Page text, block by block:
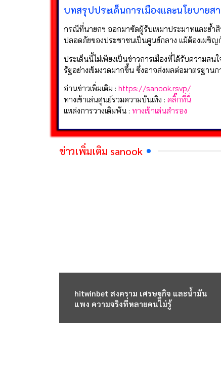
บทสรุปประเด็นการเมืองและนโยบายส
กรณีที่นายกฯ ออกมาซัดผู้รับเหมาประมาทและย้ำ
ปลอดภัยของประชาชนเป็นศูนย์กลาง แม้ต้องเผชิ
ประเด็นนี้ไม่เพียงเป็นข่าวการเมืองที่ได้รับความส
รัฐอย่างเข้มงวดมากขึ้น ซึ่งอาจส่งผลต่อมาตรฐาน
อ่านข่าวเพิ่มเติม : https://sanook.rsvp/
ทางเข้าเล่นศูนย์รวมความบันเทิง : คลิ๊กที่นี่
แหล่งการวางเดิมพัน : ทางเข้าเล่นสำรอง
ข่าวเพิ่มเติม sanook
hitwinbet สงคราม เศรษฐกิจ และน้ำมัน
แพง ความจริงที่หลายคนไม่รู้